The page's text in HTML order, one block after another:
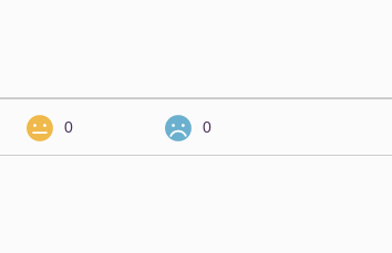
0 0